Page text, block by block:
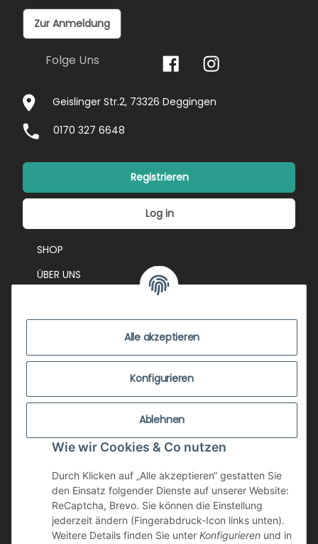
Alle akzeptieren
Konfigurieren
Ablehnen
Wie wir Cookies & Co nutzen
Durch Klicken auf „Alle akzeptieren“ gestatten Sie
den Einsatz folgender Dienste auf unserer Website:
ReCaptcha, Brevo. Sie können die Einstellung
jederzeit ändern (Fingerabdruck-Icon links unten).
Weitere Details finden Sie unter Konfigurieren und in
Zur Anmeldung
Folge Uns
Geislinger Str.2, 73326 Deggingen
0170 327 6648
Registrieren
Log in
SHOP
ÜBER UNS
ZUSTANDSBEWERTUNG
ZAHLUNGSMÖGLICHKEITEN
AGB
WIDERRUFSRECHT
DATENSCHUTZ
NEWSLETTER